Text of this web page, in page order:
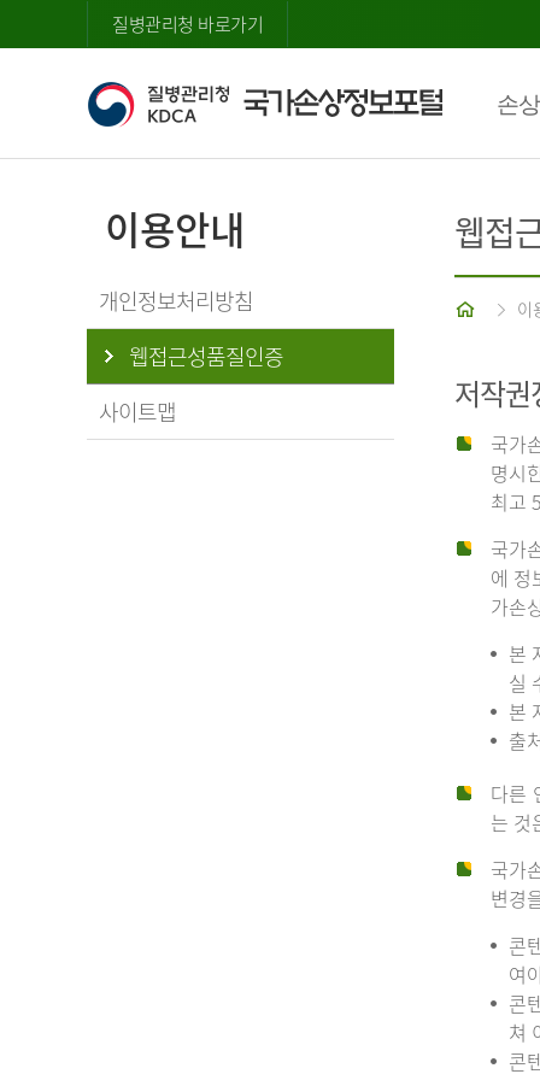
질병관리청 바로가기
손
이용안내
개인정보처리방침
웹접근성품질인증
사이트맵
웹접
홈 이
저작권
국가
명시
최고
국가
에 정
가손
본
실
본
출
다른
는 것
국가
변경
콘
여
콘
쳐
콘